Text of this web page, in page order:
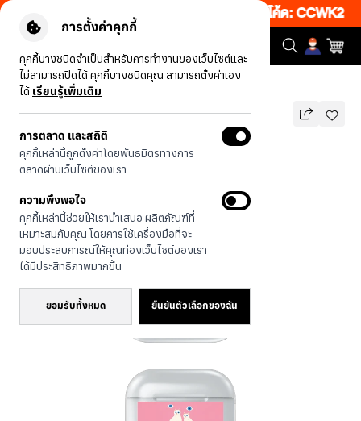
การตั้งค่าคุกกี้
คุกกี้บางชนิดจำเป็นสำหรับการทำงานของเว็บไซต์และ
ไม่สามารถปิดได้ คุกกี้บางชนิดคุณ สามารถตั้งค่าเอง
ได้ เรียนรู้เพิ่มเติม
การตลาด และสถิติ
คุกกี้เหล่านี้ถูกตั้งค่าโดยพันธมิตรทางการ
ตลาดผ่านเว็บไซต์ของเรา
ความพึงพอใจ
คุกกี้เหล่านี้ช่วยให้เรานำเสนอ ผลิตภัณฑ์ที่
เหมาะสมกับคุณ โดยการใช้เครื่องมือที่จะ
มอบประสบการณ์ให้คุณท่องเว็บไซต์ของเรา
ได้มีประสิทธิภาพมากขึ้น
ยอมรับทั้งหมด ยืนยันตัวเลือกของฉัน
บ 50% เพียงช้อป 1 ชิ้น เริ่มคืนนี้ 20.00-23.00 โค้ด: CCWK2|
รุ่นทั้งหมด LD วงล้อแห่งโชค
LD วงล้อแห่งโชค
590 บาท
ประหยัดไป 200
🔥 ลด 200.- ขั้นต่ำ 1,000.- โค้ด:
EOSS200